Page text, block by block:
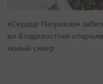
«Сердце Патрокла»
во Владивостоке открыли
новый сквер